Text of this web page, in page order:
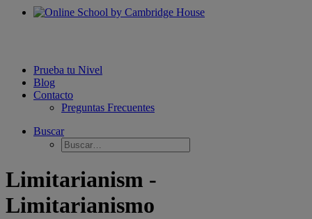
Prueba tu Nivel
Blog
Contacto
Preguntas Frecuentes
Buscar
Limitarianism -
Limitarianismo